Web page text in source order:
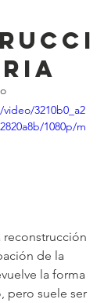
3210b0_a2
1080p/m
reconstrucción
de la
la forma
pero suele ser